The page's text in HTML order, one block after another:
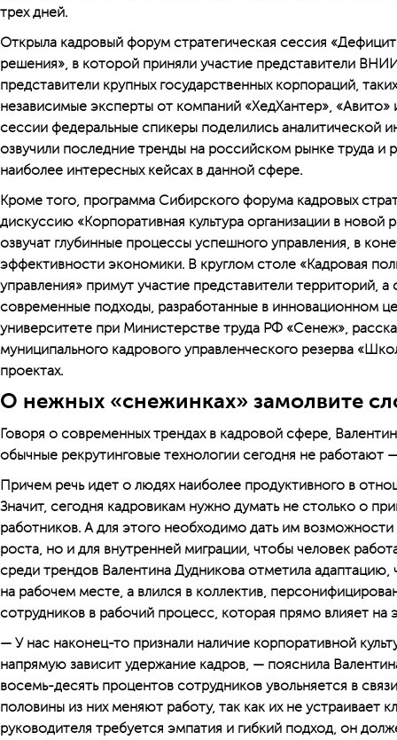
трех дней.
Открыла кадровый форум стратегическая сессия
решения», в которой приняли участие представители
представители крупных государственных корпораций,
независимые эксперты от компаний «ХедХантер», «Авито»
сессии федеральные спикеры поделились аналитической
озвучили последние тренды на российском рынке труда и
наиболее интересных кейсах в данной сфере.
Кроме того, программа Сибирского форума кадровых
дискуссию «Корпоративная культура организации в новой
озвучат глубинные процессы успешного управления, в
эффективности экономики. В круглом столе «Кад­ровая
управления» примут участие представители территорий,
современные подходы, разработанные в инновационном
университете при Министерстве труда РФ «Сенеж»,
муниципального кадрового управленческого резерва
проектах.
О нежных «снежинках» замолвите
Говоря о современных трендах в кадровой сфере,
обычные рекрутинговые технологии сегодня не работают
Причем речь идет о людях наиболее продуктивного в
Значит, сегодня кадровикам нужно думать не столько о
работников. А для этого необходимо дать им
роста, но и для внутренней миграции, чтобы человек
среди трендов Валентина Дудникова отметила
на рабочем месте, а влился в коллектив,
сотрудников в рабочий процесс, которая прямо влияет на
— У нас наконец-то признали наличие корпоративной
напрямую зависит удержание кадров, — пояснила
восемь-десять процентов сотрудников увольняется в
половины из них меняют работу, так как их не устраивает
руководителя требуется эмпатия и гибкий подход, он